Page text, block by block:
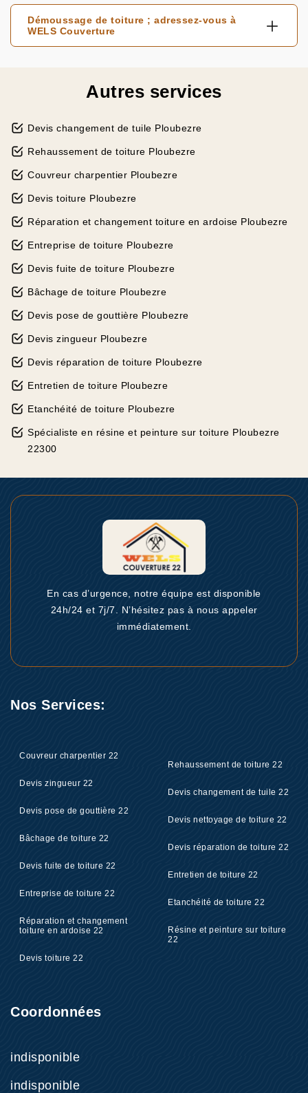
Démoussage de toiture ; adressez-vous à
WELS Couverture
Autres services
Devis changement de tuile Ploubezre
Rehaussement de toiture Ploubezre
Couvreur charpentier Ploubezre
Devis toiture Ploubezre
Réparation et changement toiture en ardoise Ploubezre
Entreprise de toiture Ploubezre
Devis fuite de toiture Ploubezre
Bâchage de toiture Ploubezre
Devis pose de gouttière Ploubezre
Devis zingueur Ploubezre
Devis réparation de toiture Ploubezre
Entretien de toiture Ploubezre
Etanchéité de toiture Ploubezre
Spécialiste en résine et peinture sur toiture Ploubezre
22300
En cas d’urgence, notre équipe est disponible
24h/24 et 7j/7. N’hésitez pas à nous appeler
immédiatement.
Nos Services:
Couvreur charpentier 22
Devis zingueur 22
Devis pose de gouttière 22
Bâchage de toiture 22
Devis fuite de toiture 22
Entreprise de toiture 22
Réparation et changement
toiture en ardoise 22
Devis toiture 22
Rehaussement de toiture 22
Devis changement de tuile 22
Devis nettoyage de toiture 22
Devis réparation de toiture 22
Entretien de toiture 22
Etanchéité de toiture 22
Résine et peinture sur toiture
22
Coordonnées
indisponible
indisponible